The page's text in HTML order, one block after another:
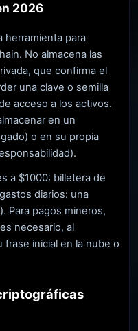
2026
herramienta para
No almacena las
que confirma el
una clave o semilla
acceso a los activos.
en un
o en su propia
a $1000: billetera de
diarios: una
Para pagos mineros,
necesario, al
frase inicial en la nube o